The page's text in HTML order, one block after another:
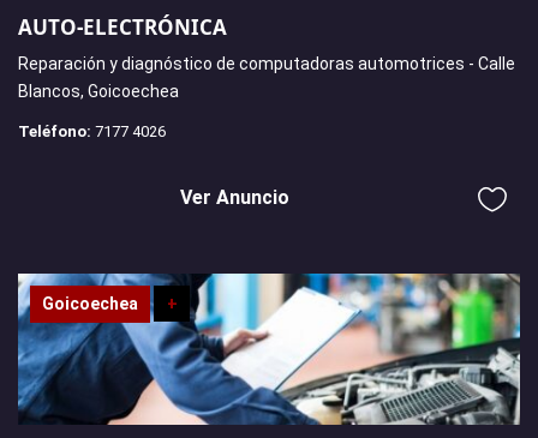
AUTO-ELECTRÓNICA
Reparación y diagnóstico de computadoras automotrices - Calle
Blancos, Goicoechea
Teléfono: 7177 4026
Ver Anuncio
Goicoechea +